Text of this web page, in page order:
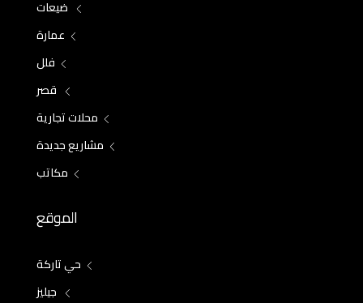
ضيعات
عمارة
فلل
قصر
محلات تجارية
مشاريع جديدة
مكاتب
الموقع
حي تاركة
جيليز